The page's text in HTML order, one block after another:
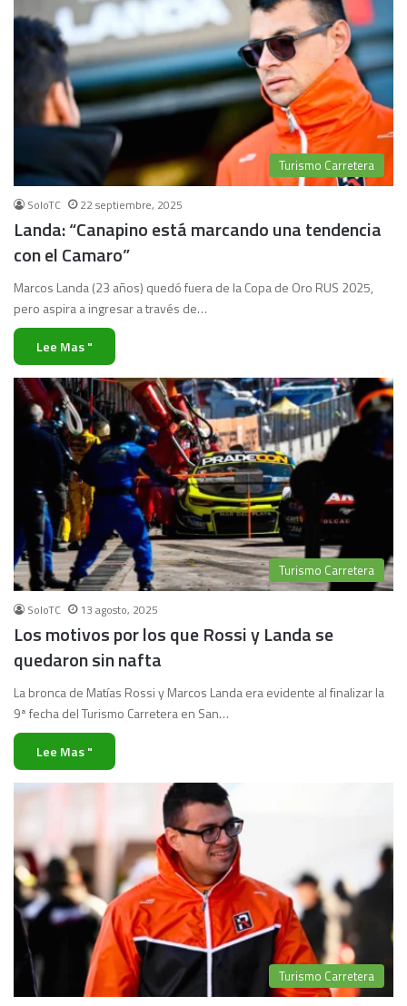
Turismo Carretera
SoloTC 22 septiembre, 2025
Landa: “Canapino está marcando una tendencia
con el Camaro”
Marcos Landa (23 años) quedó fuera de la Copa de Oro RUS 2025,
pero aspira a ingresar a través de…
Lee Mas "
Turismo Carretera
SoloTC 13 agosto, 2025
Los motivos por los que Rossi y Landa se
quedaron sin nafta
La bronca de Matías Rossi y Marcos Landa era evidente al finalizar la
9ª fecha del Turismo Carretera en San…
Lee Mas "
Turismo Carretera